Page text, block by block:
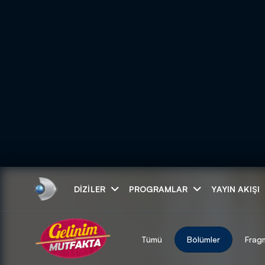
DIZILER PROGRAMLAR YAYIN AKIŞI
ARAMA SONUÇLARI
Tümü Bölümler